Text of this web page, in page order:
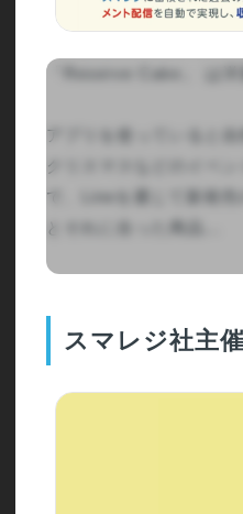
「Reserve Cake」 は洋
アプリを使っていると
クリスマスなどのイベ
で、Lineを通じて新発
とそれに合った商品...
スマレジ社主